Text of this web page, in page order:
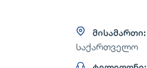
მისამართი:
საქართველო